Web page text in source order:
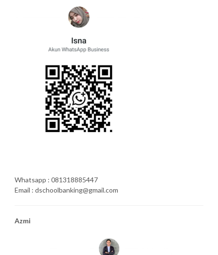
Whatsapp : 081318885447
Email : dschoolbanking@gmail.com
Azmi